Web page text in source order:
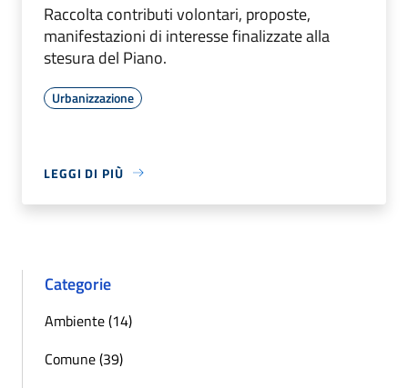
Raccolta contributi volontari, proposte,
manifestazioni di interesse finalizzate alla
stesura del Piano.
Urbanizzazione
LEGGI DI PIÙ
Categorie
Ambiente (14)
Comune (39)